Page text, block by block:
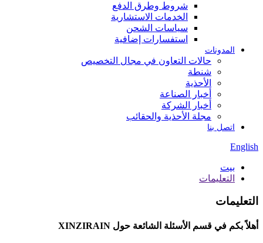
شروط وطرق الدفع
الخدمات الاستشارية
سياسات الشحن
استفسارات إضافية
المدونات
حالات التعاون في مجال التخصيص
شنطة
الأحذية
أخبار الصناعة
أخبار الشركة
مجلة الأحذية والحقائب
اتصل بنا
English
بيت
التعليمات
التعليمات
أهلاً بكم في قسم الأسئلة الشائعة حول XINZIRAIN